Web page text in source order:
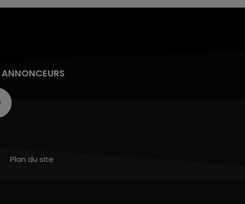
ANNONCEURS
Plan du site